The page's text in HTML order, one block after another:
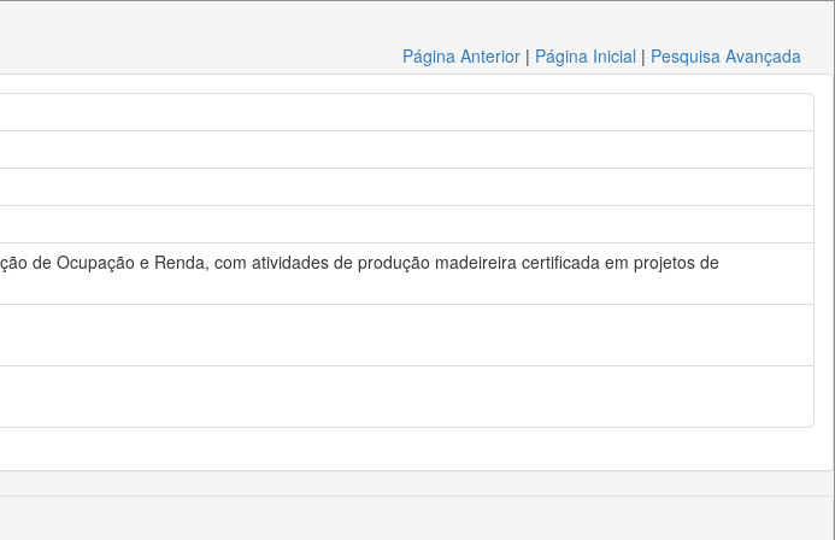
Página Anterior | Página Inicial | Pesquisa Avançada
de Ocupação e Renda, com atividades de produção madeireira certificada em projetos de